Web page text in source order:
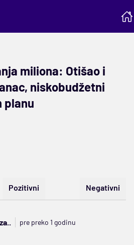
miliona: Otišao i
niskobudžetni
planu
Pozitivni Negativni
pre preko 1 godinu